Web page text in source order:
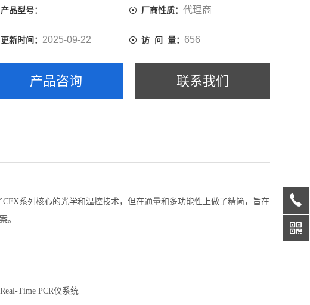
产品型号： 厂商性质： 代理商
更新时间： 2025-09-22 访 问 量： 656
产品咨询 联系我们
系列核心的光学和温控技术，但在通量和多功能性上做了精简，旨在
。